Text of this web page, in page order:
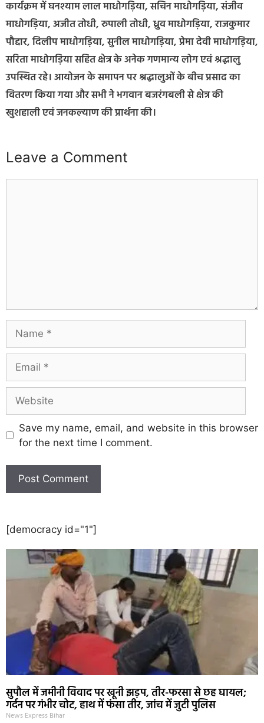
कार्यक्रम में घनश्याम लाल माधोगड़िया, सचिन माधोगड़िया, संजीव
माधोगड़िया, अजीत तोधी, रुपाली तोधी, ध्रुव माधोगड़िया, राजकुमार
पौद्दार, दिलीप माधोगड़िया, सुनील माधोगड़िया, प्रेमा देवी माधोगड़िया,
सरिता माधोगड़िया सहित क्षेत्र के अनेक गणमान्य लोग एवं श्रद्धालु
उपस्थित रहे। आयोजन के समापन पर श्रद्धालुओं के बीच प्रसाद का
वितरण किया गया और सभी ने भगवान बजरंगबली से क्षेत्र की
खुशहाली एवं जनकल्याण की प्रार्थना की।
Leave a Comment
Save my name, email, and website in this browser
for the next time I comment.
[democracy id="1"]
सुपौल में जमीनी विवाद पर खूनी झड़प, तीर-फरसा से छह घायल;
गर्दन पर गंभीर चोट, हाथ में फंसा तीर, जांच में जुटी पुलिस
News Express Bihar